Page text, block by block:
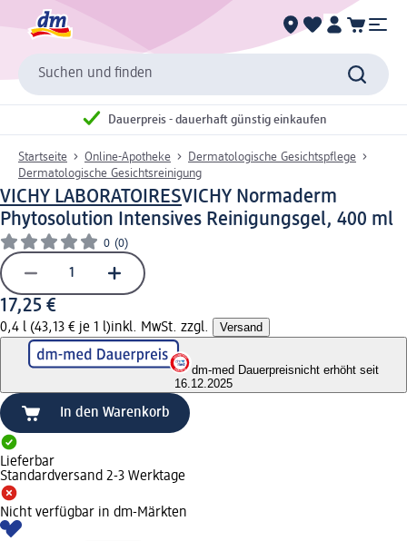
Suchen und finden
Dauerpreis - dauerhaft günstig einkaufen
Startseite Online-Apotheke
Dermatologische Gesichtspflege
Dermatologische Gesichtsreinigung
VICHY LABORATOIRESVICHY Normaderm
Phytosolution Intensives Reinigungsgel, 400 ml
0 (0)
17,25 €
0,4 l (43,13 € je 1 l)inkl. MwSt. zzgl. Versand
dm-med Dauerpreisnicht erhöht seit
16.12.2025
In den Warenkorb
Lieferbar
Standardversand 2-3 Werktage
Nicht verfügbar in dm-Märkten